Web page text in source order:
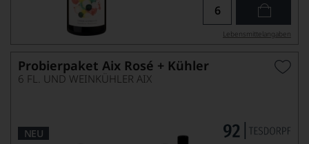
Lebensmittel­angaben
Probierpaket Aix Rosé + Kühler
6 FL. UND WEINKÜHLER AIX
NEU